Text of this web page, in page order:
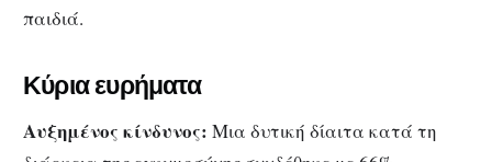
παιδιά.
Κύρια ευρήματα
Αυξημένος κίνδυνος: Μια δυτική δίαιτα κατά τη